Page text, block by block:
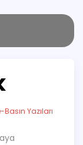
Basın Yazıları